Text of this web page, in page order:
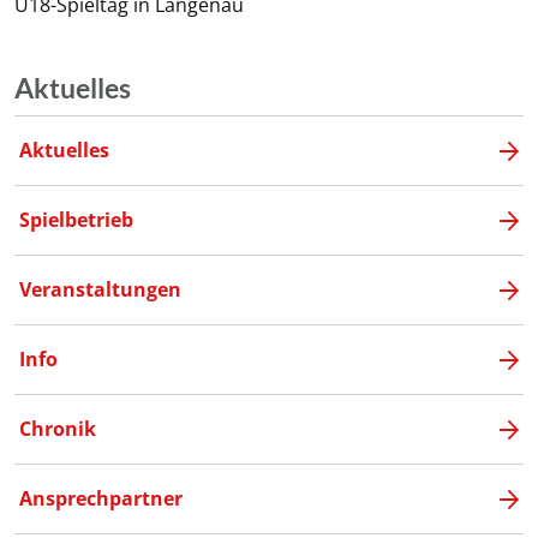
Aktuelles
Aktuelles
Spielbetrieb
Veranstaltungen
Info
Chronik
Ansprechpartner